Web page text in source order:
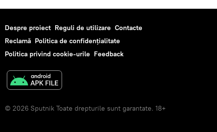
Despre proiect Reguli de utilizare Contacte
Reclamă Politica de confidențialitate
Politica privind cookie-urile Feedback
© 2026 Sputnik Toate drepturile sunt garantate. 18+